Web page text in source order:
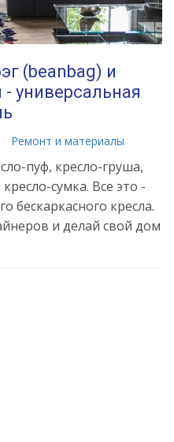
(beanbag) и
универсальная
Ремонт и материалы
пуф, кресло-груша,
сумка. Все это -
бескаркасного кресла.
и делай свой дом